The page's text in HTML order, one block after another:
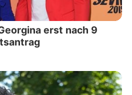
erst nach 9